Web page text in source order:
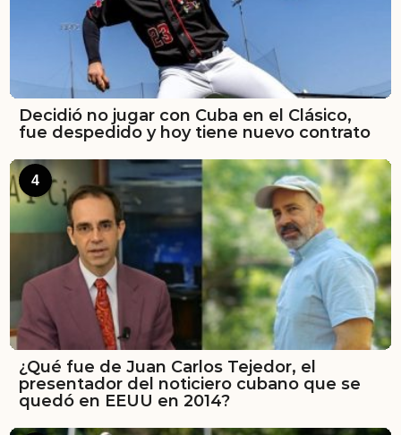
Decidió no jugar con Cuba en el Clásico,
fue despedido y hoy tiene nuevo contrato
4
¿Qué fue de Juan Carlos Tejedor, el
presentador del noticiero cubano que se
quedó en EEUU en 2014?